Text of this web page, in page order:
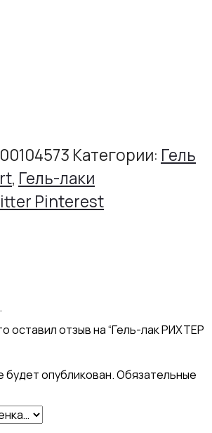
Категории: Гель
, Гель-лаки
Pinterest
оставил отзыв на “Гель-лак РИХТЕР
будет опубликован.Обязательные